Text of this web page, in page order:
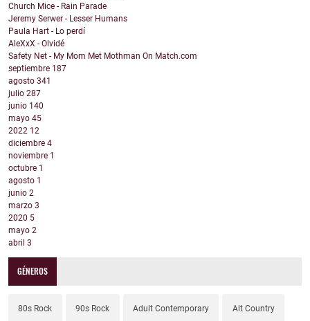
Church Mice - Rain Parade
Jeremy Serwer - Lesser Humans
Paula Hart - Lo perdí
AleXxX - Olvidé
Safety Net - My Mom Met Mothman On Match.com
septiembre 187
agosto 341
julio 287
junio 140
mayo 45
2022 12
diciembre 4
noviembre 1
octubre 1
agosto 1
junio 2
marzo 3
2020 5
mayo 2
abril 3
GÉNEROS
80s Rock 90s Rock Adult Contemporary Alt Country